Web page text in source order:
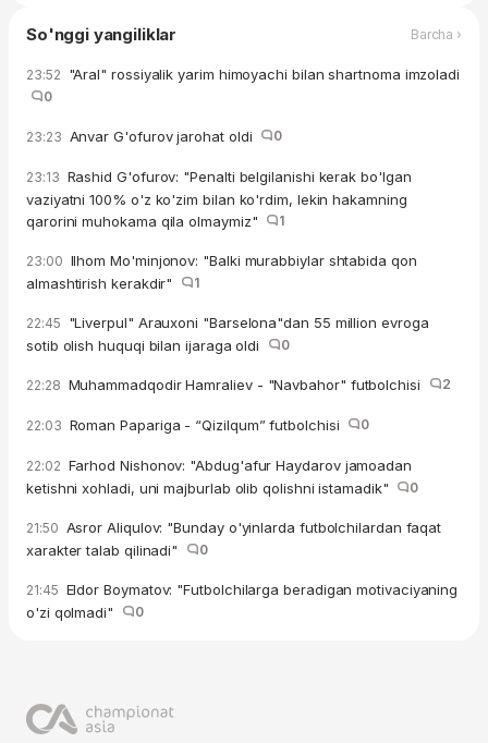
So'nggi yangiliklar Barcha ›
23:52 "Aral" rossiyalik yarim himoyachi bilan shartnoma imzoladi
0
23:23 Anvar G'ofurov jarohat oldi 0
23:13 Rashid G'ofurov: "Penalti belgilanishi kerak bo'lgan
vaziyatni 100% o'z ko'zim bilan ko'rdim, lekin hakamning
qarorini muhokama qila olmaymiz"
1
23:00 Ilhom Mo'minjonov: "Balki murabbiylar shtabida qon
almashtirish kerakdir"
1
22:45 "Liverpul" Arauxoni "Barselona"dan 55 million evroga
sotib olish huquqi bilan ijaraga oldi
0
22:28 Muhammadqodir Hamraliev - "Navbahor" futbolchisi 2
22:03 Roman Papariga - “Qizilqum” futbolchisi 0
22:02 Farhod Nishonov: "Abdug'afur Haydarov jamoadan
ketishni xohladi, uni majburlab olib qolishni istamadik"
0
21:50 Asror Aliqulov: "Bunday o'yinlarda futbolchilardan faqat
xarakter talab qilinadi"
0
21:45 Eldor Boymatov: "Futbolchilarga beradigan motivaciyaning
o'zi qolmadi"
0